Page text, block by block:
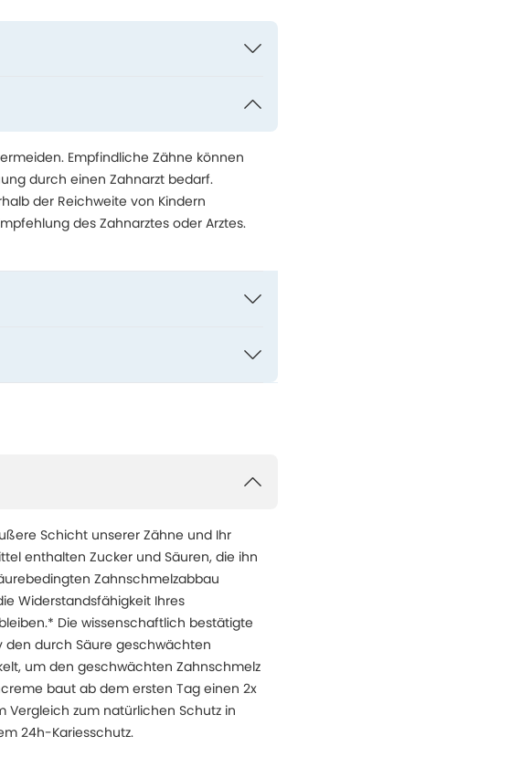
Empfindliche Zähne können
durch einen Zahnarzt bedarf.
der Reichweite von Kindern
des Zahnarztes oder Arztes.
Schicht unserer Zähne und Ihr
enthalten Zucker und Säuren, die ihn
Zahnschmelzabbau
Widerstandsfähigkeit Ihres
Die wissenschaftlich bestätigte
den durch Säure geschwächten
um den geschwächten Zahnschmelz
baut ab dem ersten Tag einen 2x
Vergleich zum natürlichen Schutz in
24h-Kariesschutz.